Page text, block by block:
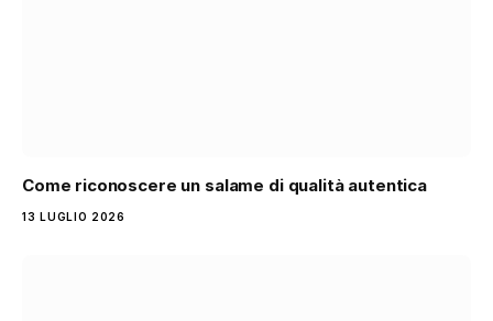
Come riconoscere un salame di qualità autentica
13 LUGLIO 2026